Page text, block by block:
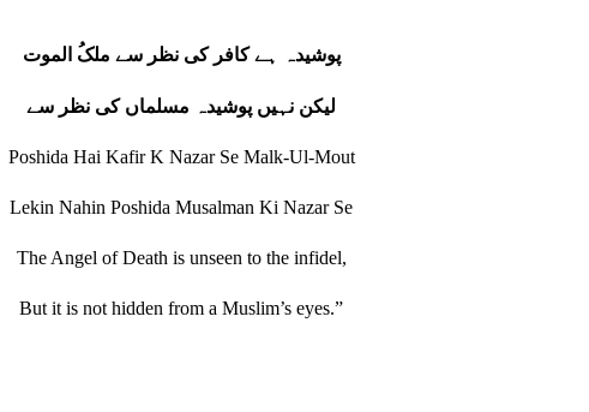
پوشیدہ ہے کافر کی نظر سے ملکُ الموت
لیکن نہیں پوشیدہ مسلماں کی نظر سے
Poshida Hai Kafir K Nazar Se Malk-Ul-Mout
Lekin Nahin Poshida Musalman Ki Nazar Se
The Angel of Death is unseen to the infidel,
But it is not hidden from a Muslim’s eyes.”